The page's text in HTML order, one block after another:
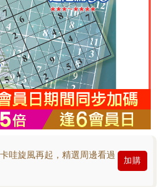
哇旋風再起，精選周邊看過
加購